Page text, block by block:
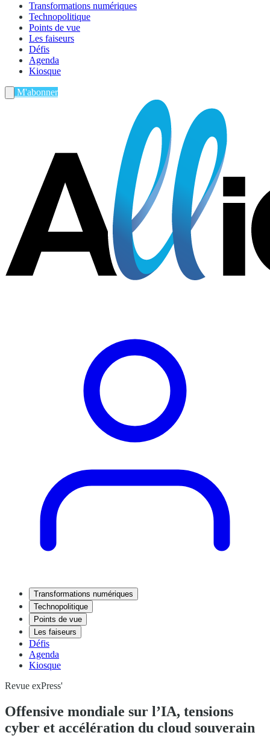
Transformations numériques
Technopolitique
Points de vue
Les faiseurs
Défis
Agenda
Kiosque
M'abonner
Transformations numériques
Technopolitique
Points de vue
Les faiseurs
Défis
Agenda
Kiosque
Revue exPress'
Offensive mondiale sur l’IA, tensions
cyber et accélération du cloud souverain